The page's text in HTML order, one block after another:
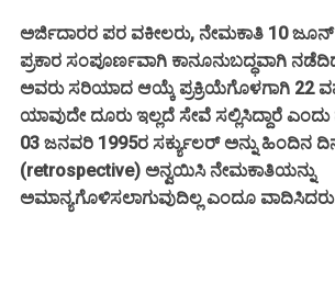
ಅರ್ಜಿದಾರರ ಪರ ವಕೀಲರು, ನೇಮಕಾತಿ 10
ಪ್ರಕಾರ ಸಂಪೂರ್ಣವಾಗಿ ಕಾನೂನುಬದ್ಧವಾಗಿ
ಅವರು ಸರಿಯಾದ ಆಯ್ಕೆ ಪ್ರಕ್ರಿಯೆಗೊಳಗಾಗಿ 22
ಯಾವುದೇ ದೂರು ಇಲ್ಲದೆ ಸೇವೆ ಸಲ್ಲಿಸಿದ್ದಾರೆ
03 ಜನವರಿ 1995ರ ಸರ್ಕ್ಯುಲರ್ ಅನ್ನು ಹಿಂದಿನ
(retrospective) ಅನ್ವಯಿಸಿ ನೇಮಕಾತಿಯನ್ನು
ಅಮಾನ್ಯಗೊಳಿಸಲಾಗುವುದಿಲ್ಲ ಎಂದೂ